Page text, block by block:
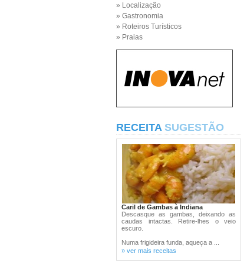
» Localização
» Gastronomia
» Roteiros Turísticos
» Praias
RECEITA SUGESTÃO
Caril de Gambas à Indiana
Descasque as gambas, deixando as
caudas intactas. Retire-lhes o veio
escuro.
Numa frigideira funda, aqueça a ...
» ver mais receitas